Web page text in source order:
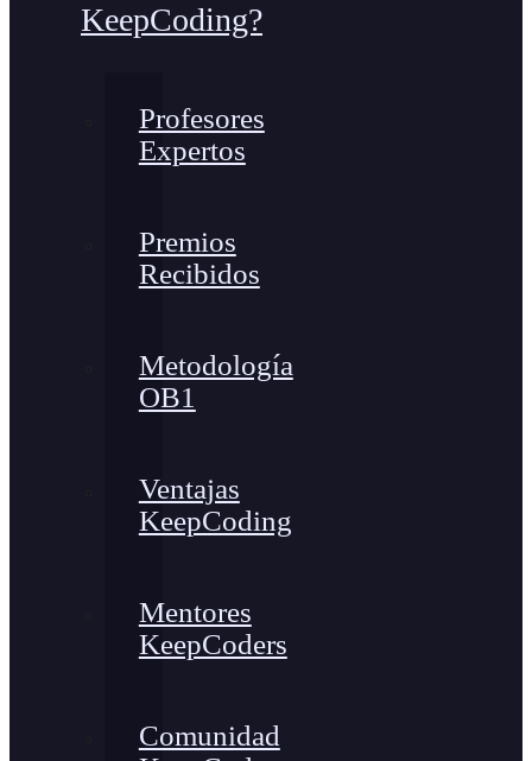
KeepCoding?
Profesores
Expertos
Premios
Recibidos
Metodología
OB1
Ventajas
KeepCoding
Mentores
KeepCoders
Comunidad